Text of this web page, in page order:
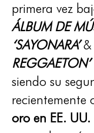
primera vez
ÁLBUM DE
‘SAYONARA’ &
REGGAETON’
siendo su
recientemente
oro en EE.